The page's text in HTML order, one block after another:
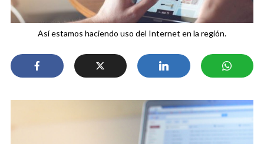
Así estamos haciendo uso del Internet en la región.